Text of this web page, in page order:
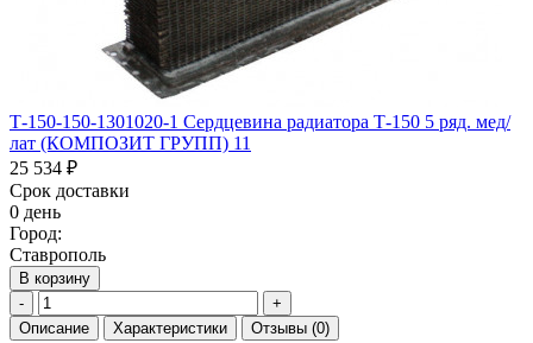
Т-150-150-1301020-1 Сердцевина радиатора Т-150 5 ряд. мед/
лат (КОМПОЗИТ ГРУПП) 11
25 534 ₽
Срок доставки
0 день
Город:
Ставрополь
В корзину
-
+
Описание
Характеристики Отзывы (0)